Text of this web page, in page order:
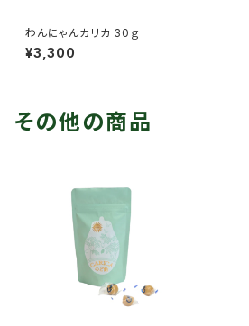
わんにゃんカリカ 30ｇ
¥3,300
その他の商品